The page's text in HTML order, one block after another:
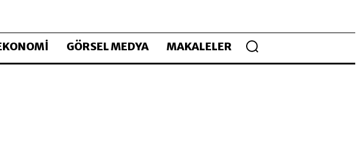
GÖRSEL MEDYA MAKALELER